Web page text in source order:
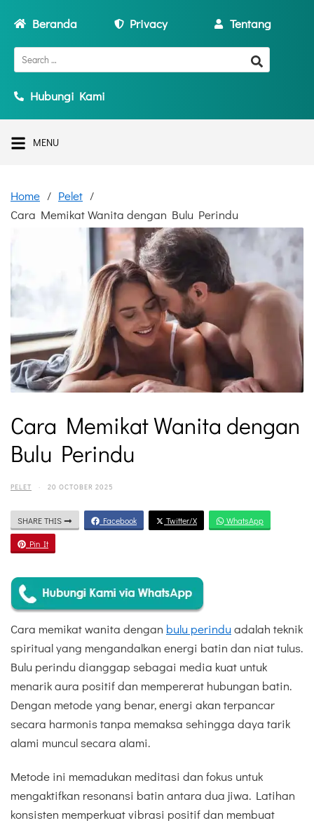
Beranda Privacy Tentang
Hubungi Kami
MENU
Home
Pelet
Cara Memikat Wanita dengan Bulu Perindu
Cara Memikat Wanita dengan
Bulu Perindu
PELET · 20 OCTOBER 2025
SHARE THIS Facebook Twitter/X WhatsApp
Pin It
Cara memikat wanita dengan bulu perindu adalah teknik
spiritual yang mengandalkan energi batin dan niat tulus.
Bulu perindu dianggap sebagai media kuat untuk
menarik aura positif dan mempererat hubungan batin.
Dengan metode yang benar, energi akan terpancar
secara harmonis tanpa memaksa sehingga daya tarik
alami muncul secara alami.
Metode ini memadukan meditasi dan fokus untuk
mengaktifkan resonansi batin antara dua jiwa. Latihan
konsisten memperkuat vibrasi positif dan membuat